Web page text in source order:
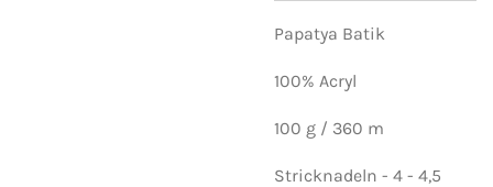
Papatya Batik
100% Acryl
100 g / 360 m
Stricknadeln - 4 - 4,5